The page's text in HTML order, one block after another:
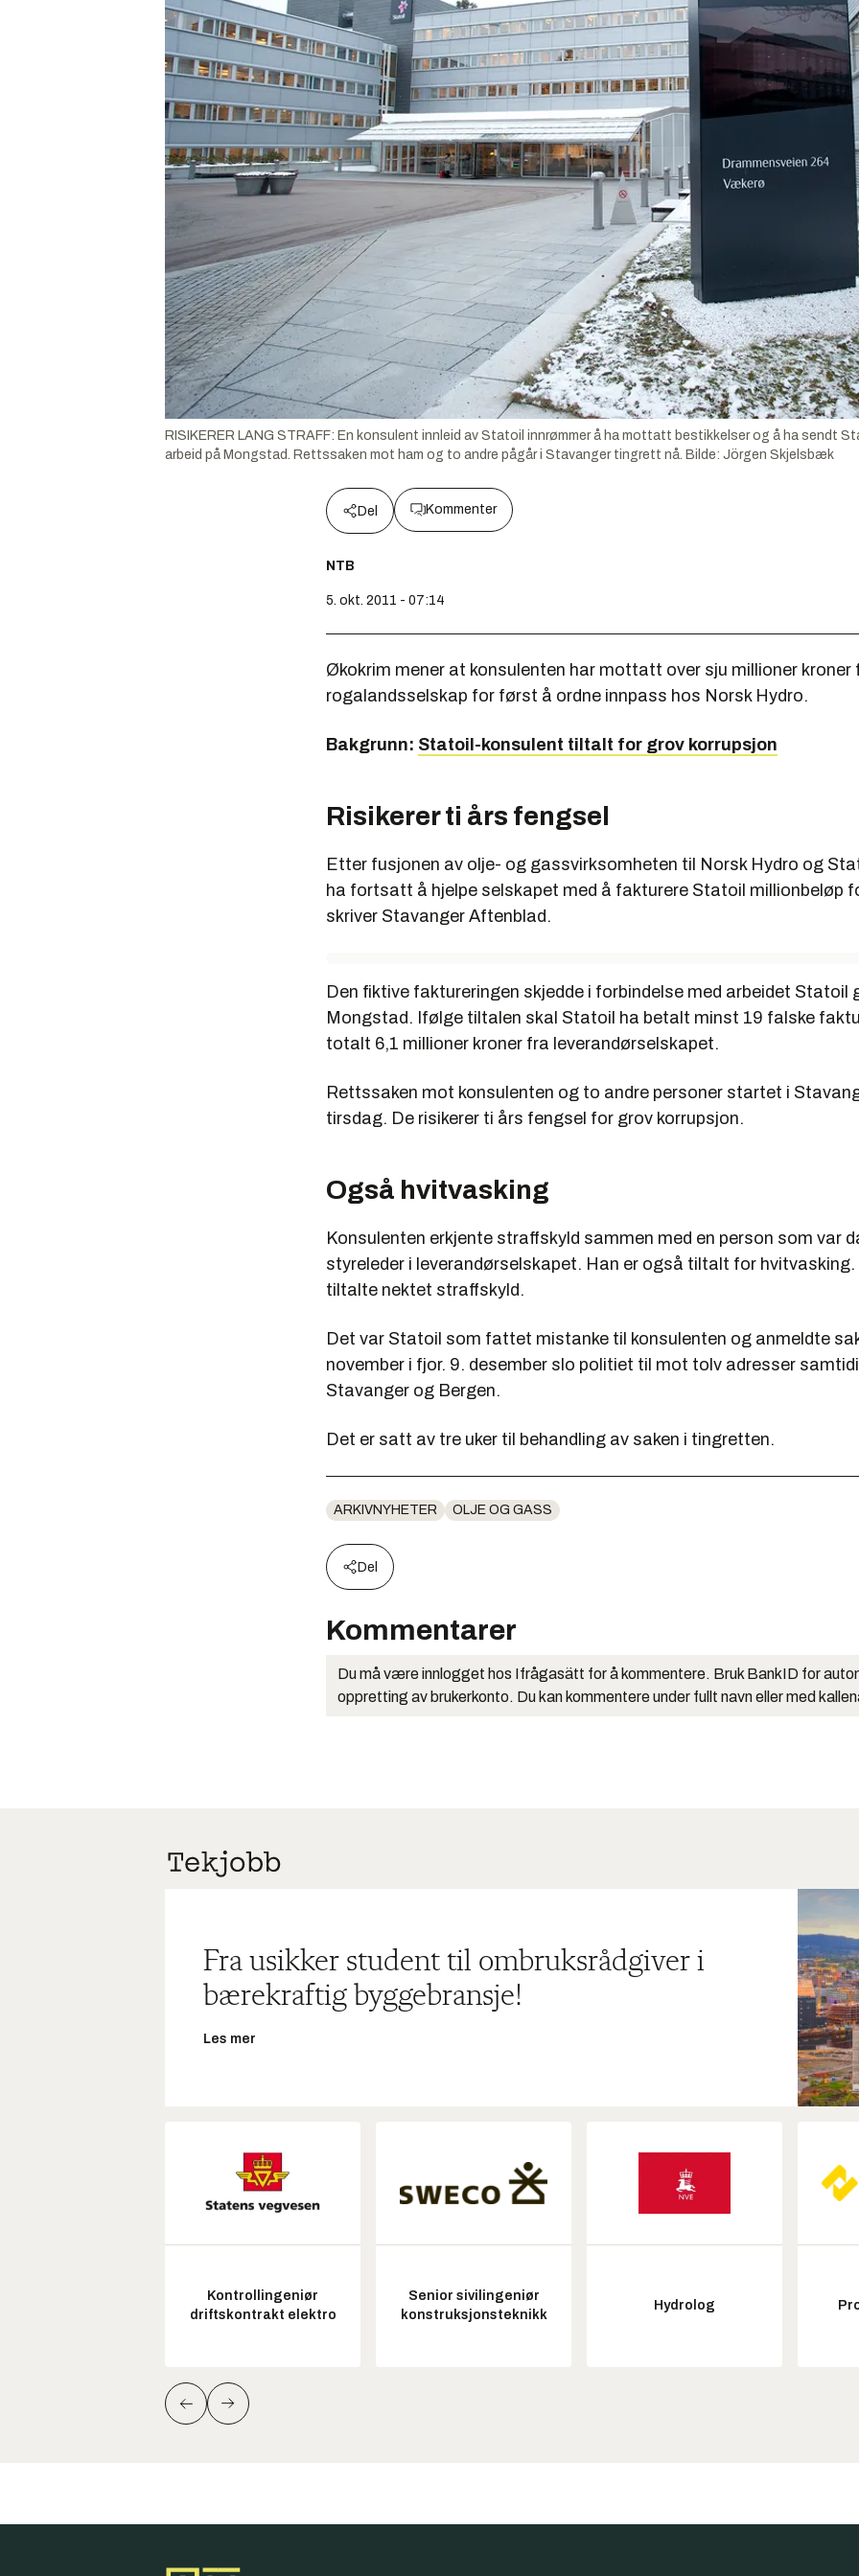
RISIKERER LANG STRAFF: En konsulent innleid av Statoil innrømmer å ha mottatt bestikkelser og å ha sendt
arbeid på Mongstad. Rettssaken mot ham og to andre pågår i Stavanger tingrett nå. Bilde: Jörgen Skjelsbæk
Del Kommenter
NTB
5. okt. 2011 - 07:14
Økokrim mener at konsulenten har mottatt over sju millioner kroner
rogalandsselskap for først å ordne innpass hos Norsk Hydro.
Bakgrunn: Statoil-konsulent tiltalt for grov korrupsjon
Risikerer ti års fengsel
Etter fusjonen av olje- og gassvirksomheten til Norsk Hydro og
ha fortsatt å hjelpe selskapet med å fakturere Statoil millionbeløp
skriver Stavanger Aftenblad.
Den fiktive faktureringen skjedde i forbindelse med arbeidet Statoil
Mongstad. Ifølge tiltalen skal Statoil ha betalt minst 19 falske
totalt 6,1 millioner kroner fra leverandørselskapet.
Rettssaken mot konsulenten og to andre personer startet i
tirsdag. De risikerer ti års fengsel for grov korrupsjon.
Også hvitvasking
Konsulenten erkjente straffskyld sammen med en person som var
styreleder i leverandørselskapet. Han er også tiltalt for hvitvasking.
tiltalte nektet straffskyld.
Det var Statoil som fattet mistanke til konsulenten og anmeldte
november i fjor. 9. desember slo politiet til mot tolv adresser
Stavanger og Bergen.
Det er satt av tre uker til behandling av saken i tingretten.
ARKIVNYHETER OLJE OG GASS
Del
Kommentarer
Du må være innlogget hos Ifrågasätt for å kommentere. Bruk BankID for
oppretting av brukerkonto. Du kan kommentere under fullt navn eller med
Fra usikker student til ombruksrådgiver i
bærekraftig byggebransje!
Les mer
Kontrollingeniør
driftskontrakt elektro
Senior sivilingeniør
konstruksjonsteknikk
Hydrolog